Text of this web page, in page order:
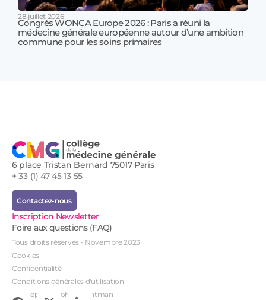
28 juillet 2026
Congrès WONCA Europe 2026 : Paris a réuni la
médecine générale européenne autour d’une ambition
commune pour les soins primaires
6 place Tristan Bernard 75017 Paris
+ 33 (1) 47 45 13 55
Contactez-nous
Inscription Newsletter
Foire aux questions (FAQ)
Tous droits réservés - Novembre 2023
Cookies
Confidentialité
Conditions générales d'utilisation
Conception : John Brightman